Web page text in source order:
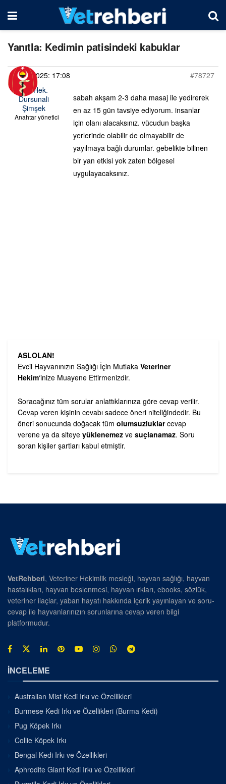
Yanıtla: Kedimin patisindeki kabuklar
04/04/2025: 17:08
#78727
Vet. Hek.
Dursunali
Şimşek
Anahtar yönetici
sabah akşam 2-3 daha masaj ile yedirerek
en az 15 gün tavsiye ediyorum. insanlar
için olanı alacaksınız. vücudun başka
yerlerinde olabilir de olmayabilir de
yayılmaya bağlı durumlar. gebelikte bilinen
bir yan etkisi yok zaten bölgesel
uygulayacaksınız.
ASLOLAN!
Evcil Hayvanınızın Sağlığı İçin Mutlaka Veteriner
Hekim‘inize Muayene Ettirmenizdir.
Soracağınız tüm sorular anlattıklarınıza göre cevap verilir.
Cevap veren kişinin cevabı sadece öneri niteliğindedir. Bu
öneri sonucunda doğacak tüm olumsuzluklarcevap
verene ya da siteye yüklenemez ve suçlanamaz. Soru
soran kişiler şartları kabul etmiştir.
VetRehberi, Veteriner Hekimlik mesleği, hayvan sağlığı, hayvan
hastalıkları, hayvan beslenmesi, hayvan ırkları, ebooks, sözlük,
veteriner ilaçlar, yaban hayatı hakkında içerik yayınlayan ve soru-
cevap ile hayvanlarınızın sorunlarına cevap veren bilgi
platformudur.
İNCELEME
Australian Mist Kedi Irkı ve Özellikleri
Burmese Kedi Irkı ve Özellikleri (Burma Kedi)
Pug Köpek Irkı
Collie Köpek Irkı
Bengal Kedi Irkı ve Özellikleri
Aphrodite Giant Kedi Irkı ve Özellikleri